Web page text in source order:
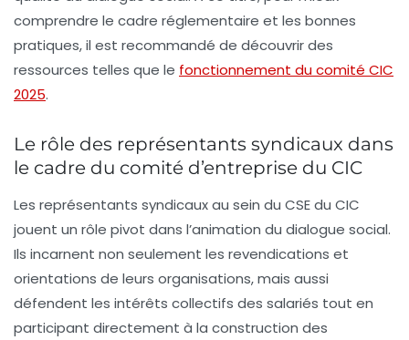
comprendre le cadre réglementaire et les bonnes
pratiques, il est recommandé de découvrir des
ressources telles que le fonctionnement du comité CIC
2025.
Le rôle des représentants syndicaux dans
le cadre du comité d’entreprise du CIC
Les représentants syndicaux au sein du CSE du CIC
jouent un rôle pivot dans l’animation du dialogue social.
Ils incarnent non seulement les revendications et
orientations de leurs organisations, mais aussi
défendent les intérêts collectifs des salariés tout en
participant directement à la construction des